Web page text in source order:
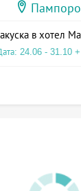
в хотел
24.06 - 31.10 +